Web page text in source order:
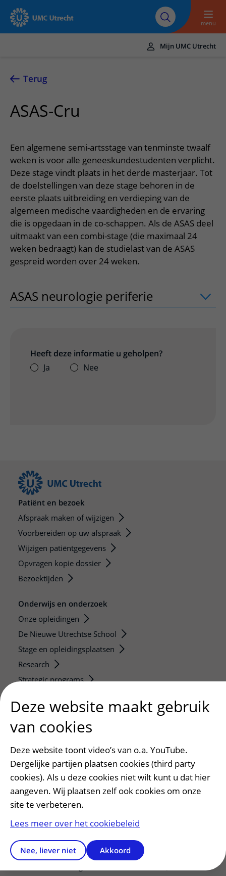
Naar hoofdinhoud
Over UMC
Utrecht
Research
Werken bij het UMC
Utrecht
menu
UMC Utrecht
Zorg en behandeling
Behandelingen
Poliklinieken
Verpleegafdelingen
Onze zorgverleners
Onderzoeken en diagnostiek
Het Wilhelmina Kinderziekenhuis
Afspraak maken of wijzigen
Bezoek aan de polikliniek
Opname in het ziekenhuis
Voorbereiding op uw afspraak
Bloedprikken
Wachttijden
Bezoektijden
Mijn UMC Utrecht patiëntportaal
In het ziekenhuis
Op bezoek in het UMC Utrecht
Apotheek
Winkels en restaurants
Faciliteiten en voorzieningen
Bezoekregels
Contact en route
Spoed
Contactgegevens
Route naar het ziekenhuis
Parkeren
Contact met polikliniek
Contact met verpleegafdeling
Verwijzers
Patiënt verwijzen
Teleconsult aanvragen
Diagnostiek aanvragen
Meer UMC Utrecht
Over UMC Utrecht
Research
Werken bij het UMC Utrecht
Mijn UMC Utrecht
Terug
ASAS-Cru
Een algemene semi-artsstage van tenminste twaalf
weken is voor alle geneeskundestudenten verplicht.
Deze stage vindt plaats in het derde masterjaar. Tot
de doelstellingen van deze stage behoren in de
eerste plaats uit­breiding en verdieping van de
algemeen medische vaardigheden en de ervaring
die is opgedaan in de co-schappen. Als de ASAS deel
uitmaakt van een combi-stage (die maximaal 24
weken bedraagt) kan de studielast van de ASAS
gespreid worden over 24 weken.
ASAS neurologie periferie uitklapper,
Heeft deze informatie u geholpen?
Ja
Nee
Patiënt en bezoek
Afspraak maken of wijzigen
Voorbereiden op uw afspraak
Wijzigen patiëntgegevens
Opvragen kopie dossier
Bezoektijden
Onderwijs en onderzoek
Onze opleidingen
De Nieuwe Utrechtse School
Stage en opleidingsplaatsen
Research
Strategic programs
Researchers
Research technologies
Verwijzers
Mijn patiënt verwijzen
Teleconsult aanvragen
Diagnostiek aanvragen
Zorgverlenersportaal
Contact
Deze website maakt gebruik
van cookies
Deze website toont video’s van o.a. YouTube.
Dergelijke partijen plaatsen cookies (third party
cookies). Als u deze cookies niet wilt kunt u dat hier
aangeven. Wij plaatsen zelf ook cookies om onze
site te verbeteren.
Lees meer over het cookiebeleid
Nee, liever niet Akkoord